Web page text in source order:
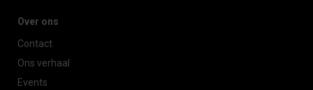
Over ons
Contact
Ons verhaal
Events